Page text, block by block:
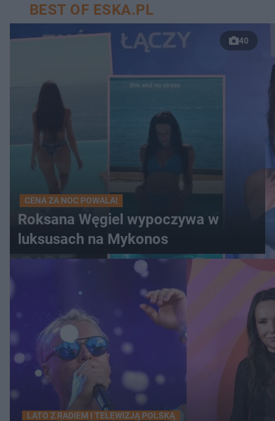
BEST OF ESKA.PL
40
CENA ZA NOC POWALA!
Roksana Węgiel wypoczywa w
luksusach na Mykonos
LATO Z RADIEM I TELEWIZJĄ POLSKĄ